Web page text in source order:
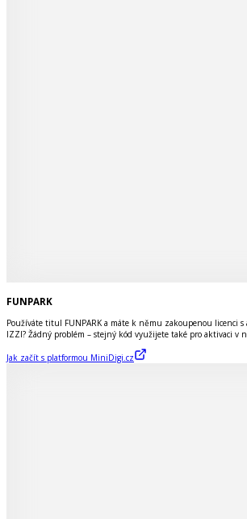
FUNPARK
Používáte titul FUNPARK a máte k němu zakoupenou licenci
IZZI? Žádný problém – stejný kód využijete také pro aktivaci v
Jak začít s platformou MiniDigi.cz